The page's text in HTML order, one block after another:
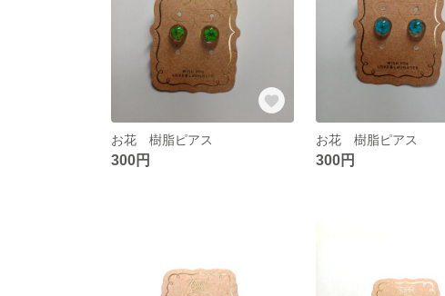
お花 樹脂ピアス
300円
お花 樹脂ピアス
300円